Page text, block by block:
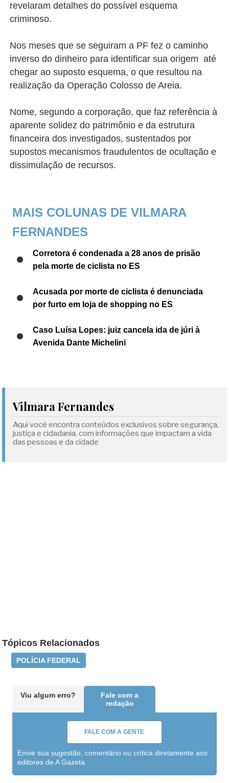
revelaram detalhes do possível esquema
criminoso.
Nos meses que se seguiram a PF fez o caminho
inverso do dinheiro para identificar sua origem até
chegar ao suposto esquema, o que resultou na
realização da Operação Colosso de Areia.
Nome, segundo a corporação, que faz referência à
aparente solidez do patrimônio e da estrutura
financeira dos investigados, sustentados por
supostos mecanismos fraudulentos de ocultação e
dissimulação de recursos.
MAIS COLUNAS DE VILMARA
FERNANDES
Corretora é condenada a 28 anos de prisão
pela morte de ciclista no ES
Acusada por morte de ciclista é denunciada
por furto em loja de shopping no ES
Caso Luísa Lopes: juiz cancela ida de júri à
Avenida Dante Michelini
Vilmara Fernandes
Aqui você encontra conteúdos exclusivos sobre segurança,
justiça e cidadania, com informações que impactam a vida
das pessoas e da cidade
Tópicos Relacionados
POLÍCIA FEDERAL
Viu algum erro?
Fale com a
redação
FALE COM A GENTE
Envie sua sugestão, comentário ou crítica diretamente aos
editores de A Gazeta